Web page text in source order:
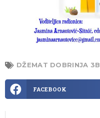
DŽEMAT DOBRINJA 3B
FACEBOOK